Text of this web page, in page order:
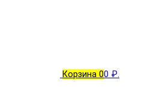
Корзина 00 ₽.